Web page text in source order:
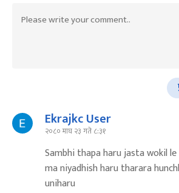
Ekrajkc User
२०८० माघ २३ गते ८:३१
Sambhi thapa haru jasta wokil
ma niyadhish haru tharara
uniharu